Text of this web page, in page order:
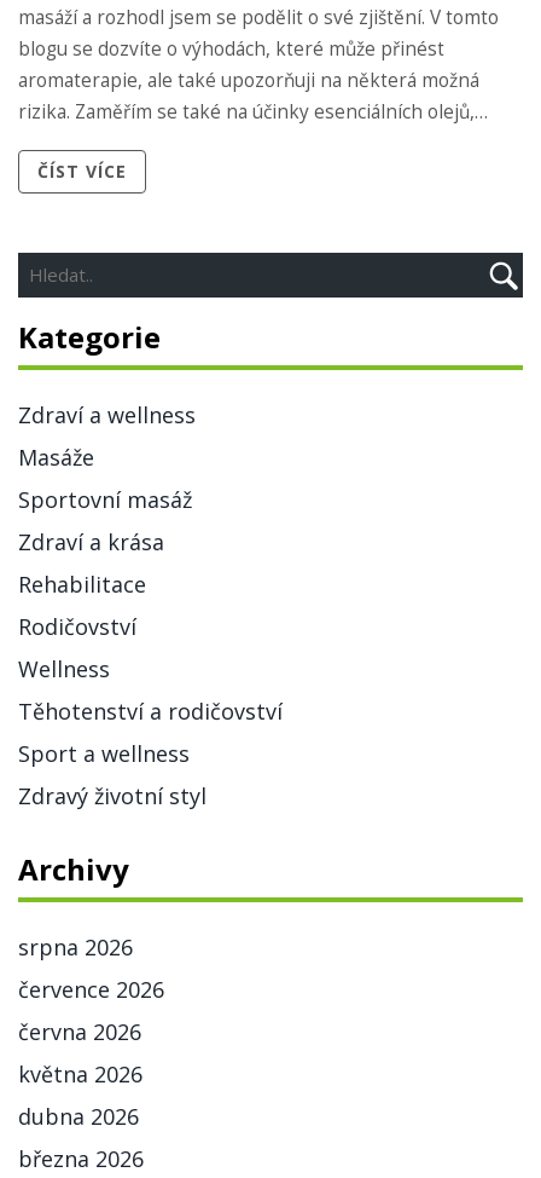
masáží a rozhodl jsem se podělit o své zjištění. V tomto
blogu se dozvíte o výhodách, které může přinést
aromaterapie, ale také upozorňuji na některá možná
rizika. Zaměřím se také na účinky esenciálních olejů,
pro někoho nové, ale určitě stojí za to vědět více.
ČÍST VÍCE
Kategorie
Zdraví a wellness
Masáže
Sportovní masáž
Zdraví a krása
Rehabilitace
Rodičovství
Wellness
Těhotenství a rodičovství
Sport a wellness
Zdravý životní styl
Archivy
srpna 2026
července 2026
června 2026
května 2026
dubna 2026
března 2026